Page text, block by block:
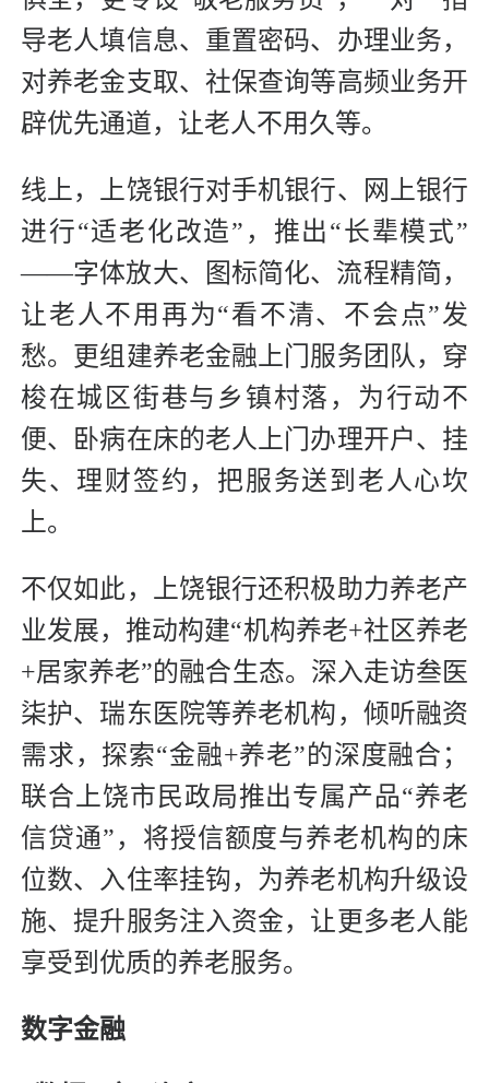
导老人填信息、重置密码、办理业务，
对养老金支取、社保查询等高频业务开
辟优先通道，让老人不用久等。
线上，上饶银行对手机银行、网上银行
进行“适老化改造”，推出“长辈模式”
——字体放大、图标简化、流程精简，
让老人不用再为“看不清、不会点”发
愁。更组建养老金融上门服务团队，穿
梭在城区街巷与乡镇村落，为行动不
便、卧病在床的老人上门办理开户、挂
失、理财签约，把服务送到老人心坎
上。
不仅如此，上饶银行还积极助力养老产
业发展，推动构建“机构养老+社区养老
+居家养老”的融合生态。深入走访叁医
柒护、瑞东医院等养老机构，倾听融资
需求，探索“金融+养老”的深度融合；
联合上饶市民政局推出专属产品“养老
信贷通”，将授信额度与养老机构的床
位数、入住率挂钩，为养老机构升级设
施、提升服务注入资金，让更多老人能
享受到优质的养老服务。
数字金融